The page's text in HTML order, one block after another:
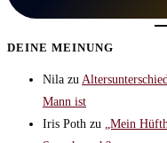
DEINE MEINUNG
Nila zu
Mann ist
Iris Poth zu „Mein